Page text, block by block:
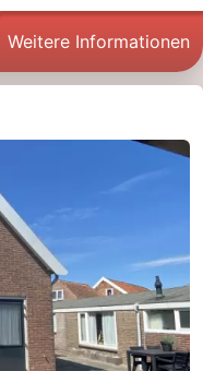
Weitere Informationen